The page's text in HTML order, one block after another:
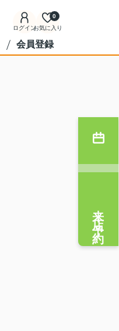
ログインお気に入り
0
会員登録
来店予約